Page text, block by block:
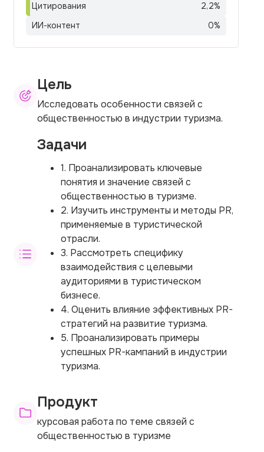
Цитирования
2,2%
ИИ-контент
0%
Цель
Исследовать особенности связей с
общественностью в индустрии туризма.
Задачи
1. Проанализировать ключевые
понятия и значение связей с
общественностью в туризме.
2. Изучить инструменты и методы PR,
применяемые в туристической
отрасли.
3. Рассмотреть специфику
взаимодействия с целевыми
аудиториями в туристическом
бизнесе.
4. Оценить влияние эффективных PR-
стратегий на развитие туризма.
5. Проанализировать примеры
успешных PR-кампаний в индустрии
туризма.
Продукт
курсовая работа по теме связей с
общественностью в туризме